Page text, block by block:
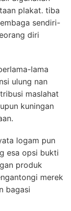
plakat. tiba
sendiri-
diri
lama
ulung nan
maslahat
kuningan
logam pun
esa opsi bukti
produk
merek
bagasi